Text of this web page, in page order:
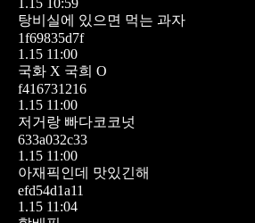
탕비실에 있으면 먹는 과자
1f69835d7f
1.15 11:00
국화 X 국희 O
f416731216
1.15 11:00
저거랑 빠다코코넛
633a032c33
1.15 11:00
아재픽인데 맛있긴해
efd54d1a11
1.15 11:04